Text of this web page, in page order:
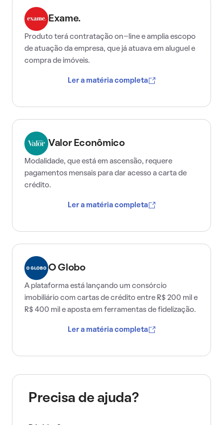
Exame.
Produto terá contratação on-line e amplia escopo
de atuação da empresa, que já atuava em aluguel e
compra de imóveis.
Ler a matéria completa
Valor Econômico
Modalidade, que está em ascensão, requere
pagamentos mensais para dar acesso a carta de
crédito.
Ler a matéria completa
O Globo
A plataforma está lançando um consórcio
imobiliário com cartas de crédito entre R$ 200 mil e
R$ 400 mil e aposta em ferramentas de fidelização.
Ler a matéria completa
Precisa de ajuda?